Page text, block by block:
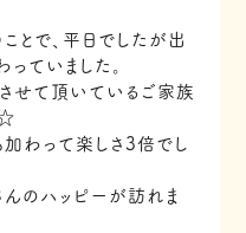
とで、平日でしたが出
ていました。
せて頂いているご家族
☆
わって楽しさ3倍でし
んのハッピーが訪れま